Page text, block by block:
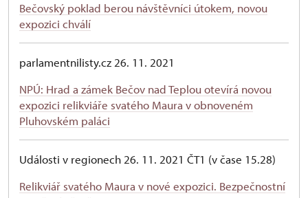
Bečovský poklad berou návštěvníci útokem, novou
expozici chválí
parlamentnilisty.cz 26. 11. 2021
NPÚ: Hrad a zámek Bečov nad Teplou otevírá novou
expozici relikviáře svatého Maura v obnoveném
Pluhovském paláci
Události v regionech 26. 11. 2021 ČT1 (v čase 15.28)
Relikviář svatého Maura v nové expozici. Bezpečnostní